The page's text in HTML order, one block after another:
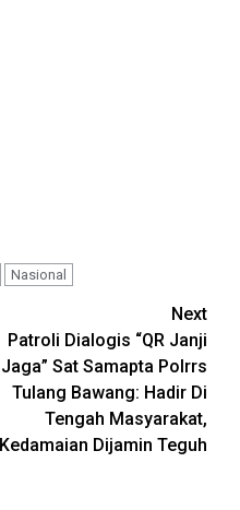
Nasional
Next
Patroli Dialogis “QR Janji
Jaga” Sat Samapta Polrrs
Tulang Bawang: Hadir Di
Tengah Masyarakat,
Kedamaian Dijamin Teguh